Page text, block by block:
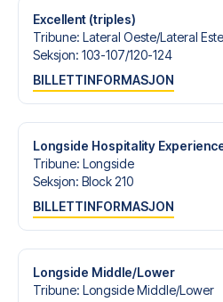
Excellent (triples)
Tribune: Lateral Oeste/​Lateral Este
Seksjon: 103-107/​120-124
BILLETTINFORMASJON
Longside Hospitality
Tribune: Longside
Seksjon: Block 210
BILLETTINFORMASJON
Longside Middle/Lower
Tribune: Longside Middle/​Lower